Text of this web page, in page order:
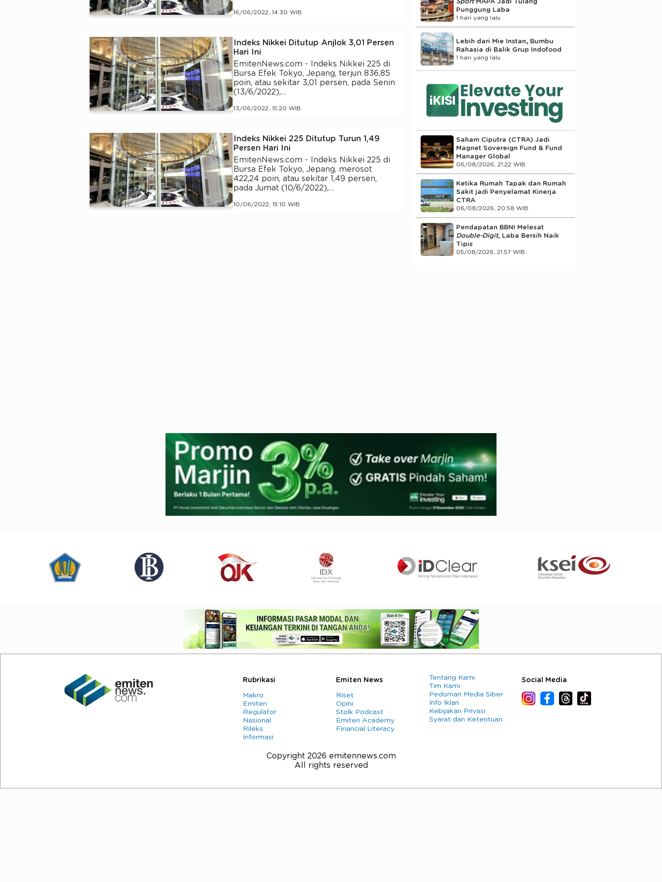
16/06/2022, 14:30 WIB
Indeks Nikkei Ditutup Anjlok 3,01 Persen
Hari Ini
EmitenNews.com - Indeks Nikkei 225 di
Bursa Efek Tokyo, Jepang, terjun 836,85
poin, atau sekitar 3,01 persen, pada Senin
(13/6/2022),…
13/06/2022, 15:20 WIB
Indeks Nikkei 225 Ditutup Turun 1,49
Persen Hari Ini
EmitenNews.com - Indeks Nikkei 225 di
Bursa Efek Tokyo, Jepang, merosot
422,24 poin, atau sekitar 1,49 persen,
pada Jumat (10/6/2022),…
10/06/2022, 15:10 WIB
Sport MAPA Jadi Tulang
Punggung Laba
1 hari yang lalu
Lebih dari Mie Instan, Bumbu
Rahasia di Balik Grup Indofood
1 hari yang lalu
Saham Ciputra (CTRA) Jadi
Magnet Sovereign Fund & Fund
Manager Global
06/08/2026, 21:22 WIB
Ketika Rumah Tapak dan Rumah
Sakit jadi Penyelamat Kinerja
CTRA
06/08/2026, 20:58 WIB
Pendapatan BBNI Melesat
Double-Digit, Laba Bersih Naik
Tipis
05/08/2026, 21:57 WIB
Rubrikasi
Makro
Emiten
Regulator
Nasional
Rileks
Informasi
Emiten News
Riset
Opini
Stolk Podcast
Emiten Academy
Financial Literacy
Tentang Kami
Tim Kami
Pedoman Media Siber
Info Iklan
Kebijakan Privasi
Syarat dan Ketentuan
Social Media
Copyright 2026 emitennews.com
All rights reserved